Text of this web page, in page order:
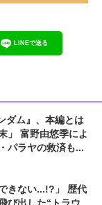
LINEで送る
ダム』、本編とは
によ
パラヤの救済も...
きない...!?」 歴代